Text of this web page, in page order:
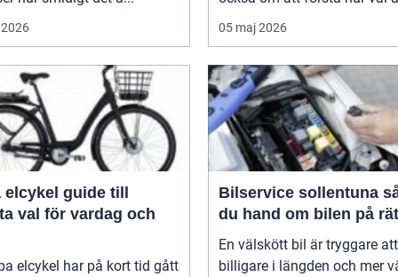
05 maj 2026
guide till
val för vardag och
elcykel har på kort tid gått
Bilservice sollentuna så tar
du hand om bilen på
En välskött bil är tryggare
billigare i längden och mer